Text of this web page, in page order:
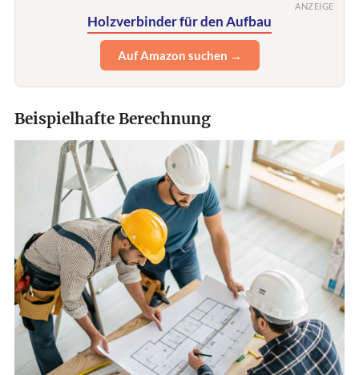
ANZEIGE
Holzverbinder für den Aufbau
Auf Amazon suchen →
Beispielhafte Berechnung